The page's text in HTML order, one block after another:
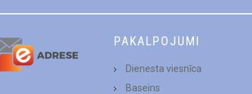
PAKALPOJUMI
Dienesta viesnīca
Baseins